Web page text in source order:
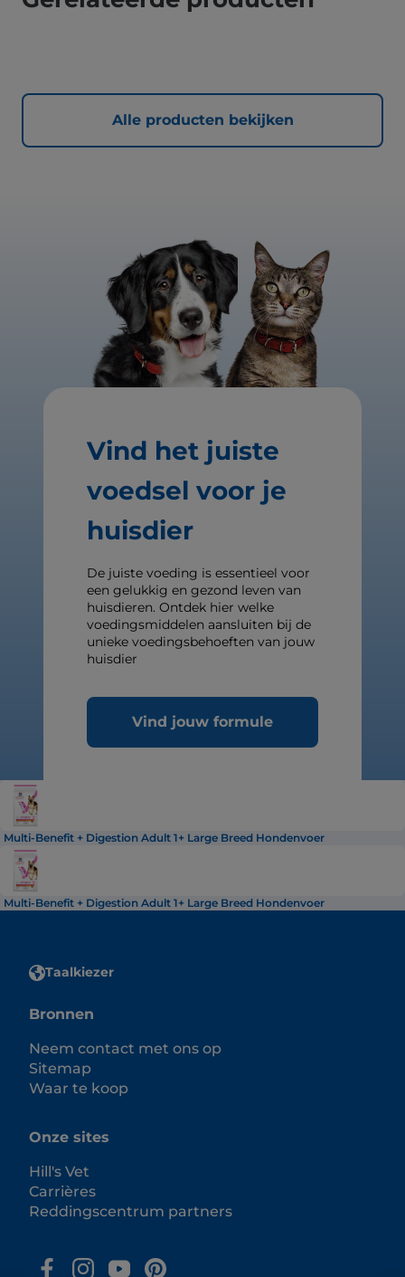
Alle producten bekijken
Vind het juiste
voedsel voor je
huisdier
De juiste voeding is essentieel voor
een gelukkig en gezond leven van
huisdieren. Ontdek hier welke
voedingsmiddelen aansluiten bij de
unieke voedingsbehoeften van jouw
huisdier
Vind jouw formule
Multi-Benefit + Digestion Adult 1+ Large Breed Hondenvoer
Multi-Benefit + Digestion Adult 1+ Large Breed Hondenvoer
Taalkiezer
Bronnen
Neem contact met ons op
Sitemap
Waar te koop
Onze sites
Hill's Vet
Carrières
Reddingscentrum partners